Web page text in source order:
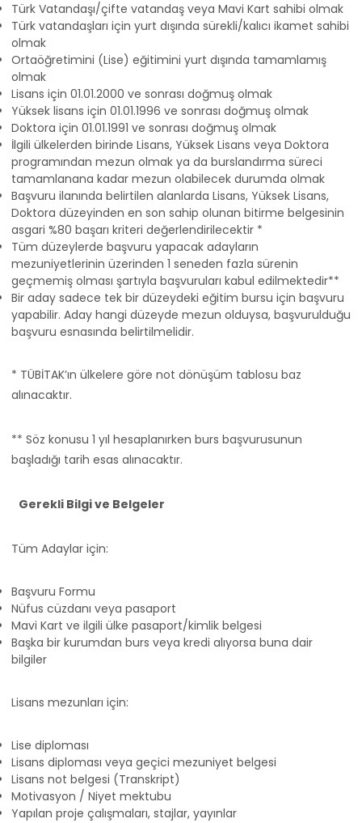
Türk Vatandaşı/çifte vatandaş veya Mavi Kart sahibi olmak
Türk vatandaşları için yurt dışında sürekli/kalıcı ikamet sahibi
olmak
Ortaöğretimini (Lise) eğitimini yurt dışında tamamlamış
olmak
Lisans için 01.01.2000 ve sonrası doğmuş olmak
Yüksek lisans için 01.01.1996 ve sonrası doğmuş olmak
Doktora için 01.01.1991 ve sonrası doğmuş olmak
İlgili ülkelerden birinde Lisans, Yüksek Lisans veya Doktora
programından mezun olmak ya da burslandırma süreci
tamamlanana kadar mezun olabilecek durumda olmak
Başvuru ilanında belirtilen alanlarda Lisans, Yüksek Lisans,
Doktora düzeyinden en son sahip olunan bitirme belgesinin
asgari %80 başarı kriteri değerlendirilecektir *
Tüm düzeylerde başvuru yapacak adayların
mezuniyetlerinin üzerinden 1 seneden fazla sürenin
geçmemiş olması şartıyla başvuruları kabul edilmektedir**
Bir aday sadece tek bir düzeydeki eğitim bursu için başvuru
yapabilir. Aday hangi düzeyde mezun olduysa, başvurulduğu
başvuru esnasında belirtilmelidir.
* TÜBİTAK’ın ülkelere göre not dönüşüm tablosu baz
alınacaktır.
** Söz konusu 1 yıl hesaplanırken burs başvurusunun
başladığı tarih esas alınacaktır.
Gerekli Bilgi ve Belgeler
Tüm Adaylar için:
Başvuru Formu
Nüfus cüzdanı veya pasaport
Mavi Kart ve ilgili ülke pasaport/kimlik belgesi
Başka bir kurumdan burs veya kredi alıyorsa buna dair
bilgiler
Lisans mezunları için:
Lise diploması
Lisans diploması veya geçici mezuniyet belgesi
Lisans not belgesi (Transkript)
Motivasyon / Niyet mektubu
Yapılan proje çalışmaları, stajlar, yayınlar